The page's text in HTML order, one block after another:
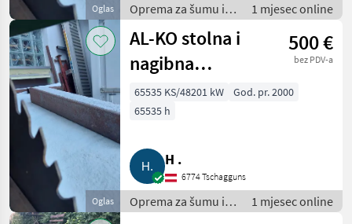
Oglas
Oprema za šumu i
obradu drveta /
Rezači drva
1 mjesec online
Oglas
AL-KO stolna i
nagibna
glodalica
500 €
bez PDV-a
65535 KS/48201 kW
God. pr. 2000
65535 h
H .
6774 Tschagguns
Oprema za šumu i
obradu drveta /
1 mjesec online